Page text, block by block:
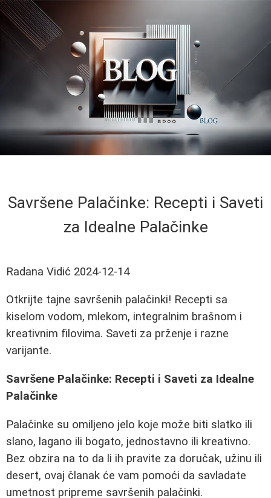
Savršene Palačinke: Recepti i Saveti
za Idealne Palačinke
Radana Vidić 2024-12-14
Otkrijte tajne savršenih palačinki! Recepti sa
kiselom vodom, mlekom, integralnim brašnom i
kreativnim filovima. Saveti za prženje i razne
varijante.
Savršene Palačinke: Recepti i Saveti za Idealne
Palačinke
Palačinke su omiljeno jelo koje može biti slatko ili
slano, lagano ili bogato, jednostavno ili kreativno.
Bez obzira na to da li ih pravite za doručak, užinu ili
desert, ovaj članak će vam pomoći da savladate
umetnost pripreme savršenih palačinki.